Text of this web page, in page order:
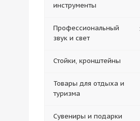
инструменты
Профессиональный
звук и свет
Стойки, кронштейны
Товары для отдыха и
туризма
Сувениры и подарки